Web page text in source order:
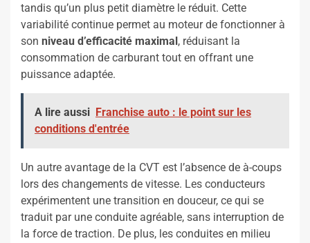
tandis qu’un plus petit diamètre le réduit. Cette
variabilité continue permet au moteur de fonctionner à
son niveau d’efficacité maximal , réduisant la
consommation de carburant tout en offrant une
puissance adaptée.
A lire aussi Franchise auto : le point sur les
conditions d'entrée
Un autre avantage de la CVT est l’absence de à-coups
lors des changements de vitesse. Les conducteurs
expérimentent une transition en douceur, ce qui se
traduit par une conduite agréable, sans interruption de
la force de traction. De plus, les conduites en milieu